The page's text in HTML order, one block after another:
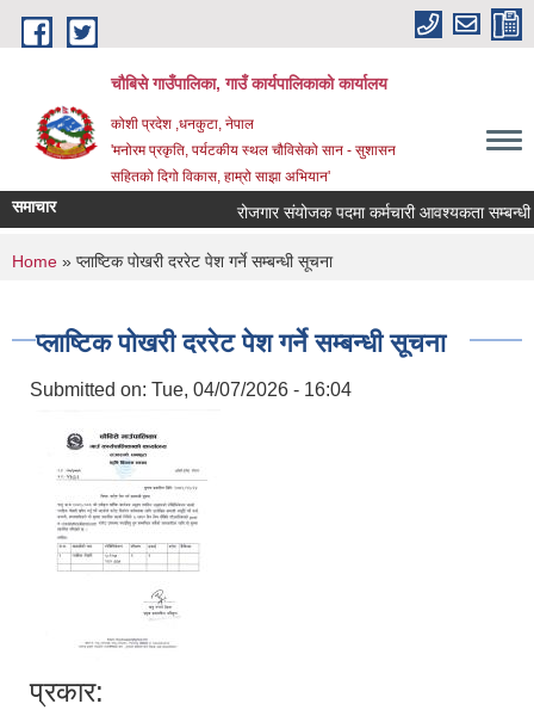
Skip to main content
चौबिसे गाउँपालिका, गाउँ कार्यपालिकाको कार्यालय
कोशी प्रदेश ,धनकुटा, नेपाल
'मनोरम प्रकृति, पर्यटकीय स्थल चौविसेको सान - सुशासन
सहितको दिगो विकास, हाम्रो साझा अभियान'
समाचार रोजगार संयोजक पदमा कर्मचारी आवश्यकता
You are here
Home » प्लाष्टिक पोखरी दररेट पेश गर्ने सम्बन्धी सूचना
प्लाष्टिक पोखरी दररेट पेश गर्ने सम्बन्धी सूचना
Submitted on: Tue, 04/07/2026 - 16:04
प्रकार: